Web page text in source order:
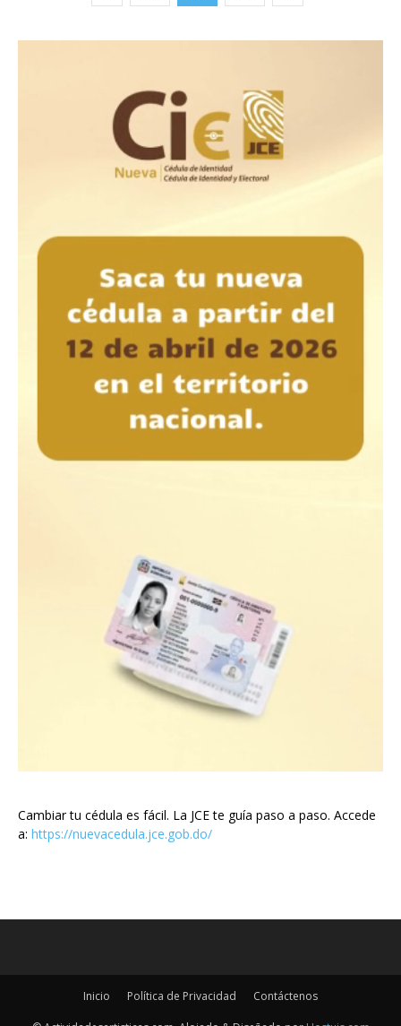
Cambiar tu cédula es fácil. La JCE te guía paso a paso. Accede
a: https://nuevacedula.jce.gob.do/
Inicio Política de Privacidad Contáctenos